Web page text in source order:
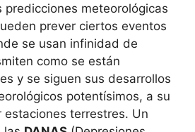
predicciones meteorológicas
prever ciertos eventos
se usan infinidad de
como se están
y se siguen sus desarrollos
potentísimos, a su
terrestres. Un